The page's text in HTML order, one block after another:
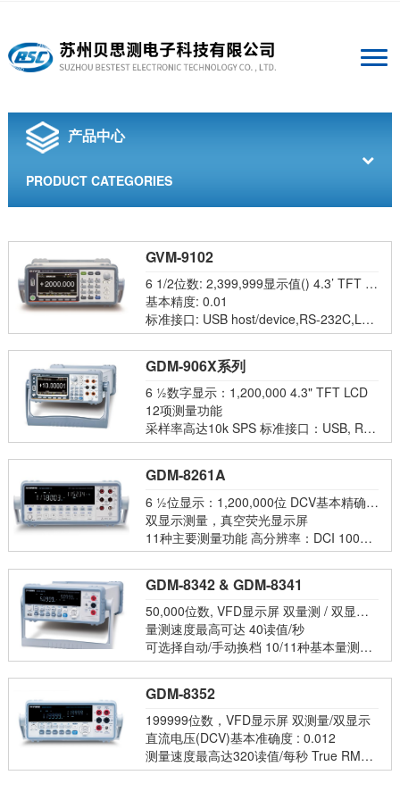
产品中心
PRODUCT CATEGORIES
GVM-9102
6 1/2位数: 2,399,999显示值() 4.3’ TFT G
raphic LCD
基本精度: 0.01
标准接口: USB host/device,RS-232C,LA
N, Digital l/0 选购接口:GPIB
GDM-906X系列
6 ½数字显示：1,200,000 4.3" TFT LCD
12项测量功能
采样率高达10k SPS 标准接口：USB, RS2
32C, LAN, Digital I/O
GDM-8261A
6 ½位显示：1,200,000位 DCV基本精确
度：0.0035
双显示测量，真空荧光显示屏
11种主要测量功能 高分辨率：DCI 100p
A；ACI 1nA
GDM-8342 & GDM-8341
50,000位数, VFD显示屏 双量测 / 双显示
功能
量测速度最高可达 40读值/秒
可选择自动/手动换档 10/11种基本量测功
能
GDM-8352
199999位数，VFD显示屏 双测量/双显示
直流电压(DCV)基本准确度 : 0.012
测量速度最高达320读值/每秒 True RMS
(AC，AC+DC) 测量